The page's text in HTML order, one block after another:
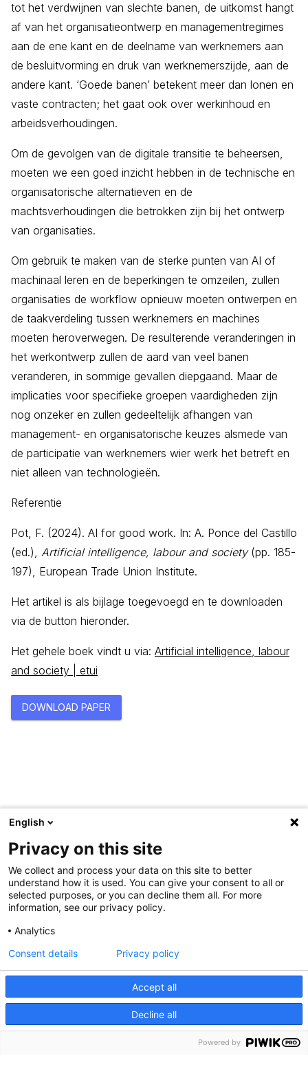
menu
Menu
tot het verdwijnen van slechte banen, de uitkomst hangt
af van het organisatieontwerp en managementregimes
aan de ene kant en de deelname van werknemers aan
de besluitvorming en druk van werknemerszijde, aan de
andere kant. ‘Goede banen’ betekent meer dan lonen en
vaste contracten; het gaat ook over werkinhoud en
arbeidsverhoudingen.
Om de gevolgen van de digitale transitie te beheersen,
moeten we een goed inzicht hebben in de technische en
organisatorische alternatieven en de
machtsverhoudingen die betrokken zijn bij het ontwerp
van organisaties.
Om gebruik te maken van de sterke punten van AI of
machinaal leren en de beperkingen te omzeilen, zullen
organisaties de workflow opnieuw moeten ontwerpen en
de taakverdeling tussen werknemers en machines
moeten heroverwegen. De resulterende veranderingen in
het werkontwerp zullen de aard van veel banen
veranderen, in sommige gevallen diepgaand. Maar de
implicaties voor specifieke groepen vaardigheden zijn
nog onzeker en zullen gedeeltelijk afhangen van
management- en organisatorische keuzes alsmede van
de participatie van werknemers wier werk het betreft en
niet alleen van technologieën.
Referentie
Pot, F. (2024). AI for good work. In: A. Ponce del Castillo
(ed.), Artificial intelligence, labour and society(pp. 185-
197), European Trade Union Institute.
Het artikel is als bijlage toegevoegd en te downloaden
via de button hieronder.
Het gehele boek vindt u via: Artificial intelligence, labour
and society | etui
DOWNLOAD PAPER
English
Privacy on this site
We collect and process your data on this site to better
understand how it is used. You can give your consent to all or
selected purposes, or you can decline them all. For more
information, see our privacy policy.
Analytics
Accept all
Decline all
Consent details Privacy policy
Powered by